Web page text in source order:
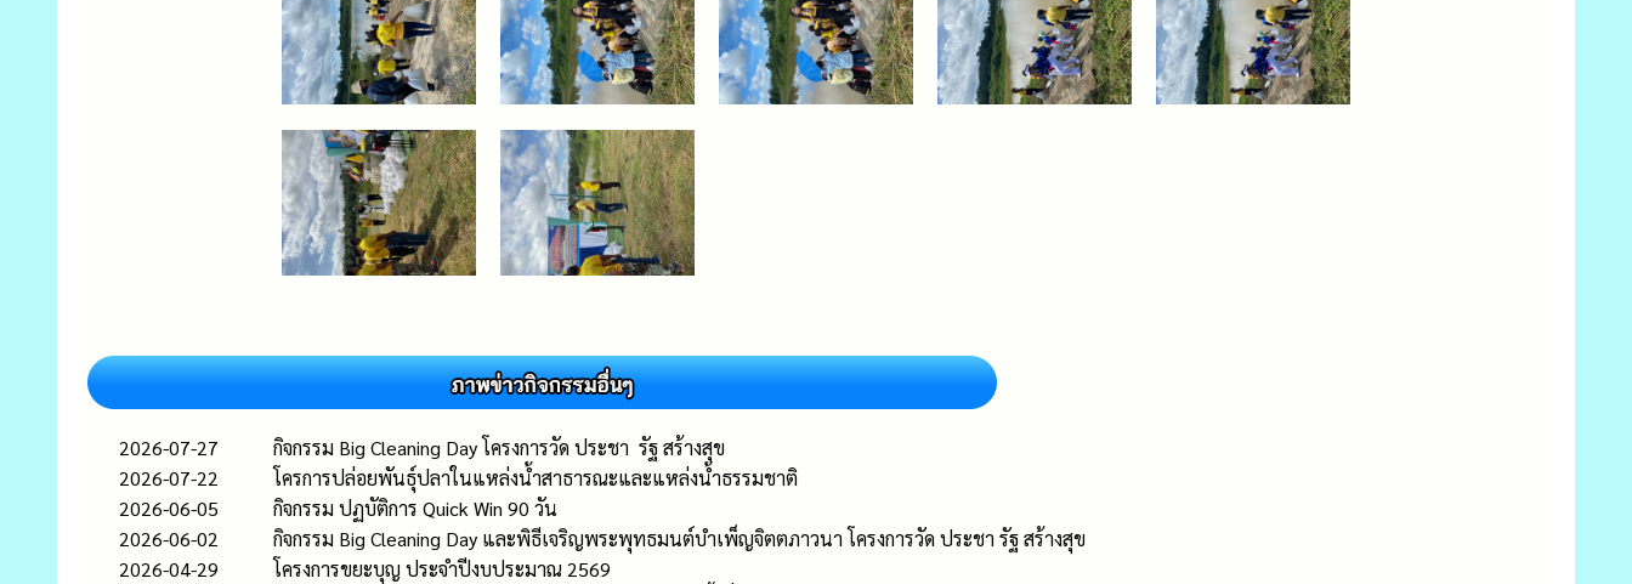
2026-07-27
กิจกรรม Big Cleaning Day โครงการวัด ประชา รัฐ สร้างสุข
2026-07-22
โครการปล่อยพันธุ์ปลาในแหล่งน้ำสาธารณะและแหล่งน้ำธรรมชาติ
2026-06-05
กิจกรรม ปฏบัติการ Quick Win 90 วัน
2026-06-02
กิจกรรม Big Cleaning Day และพิธีเจริญพระพุทธมนต์บำเพ็ญจิตตภาวนา โครงการวัด ประชา รัฐ สร้างสุข
2026-04-29
โครงการขยะบุญ ประจำปีงบประมาณ 2569